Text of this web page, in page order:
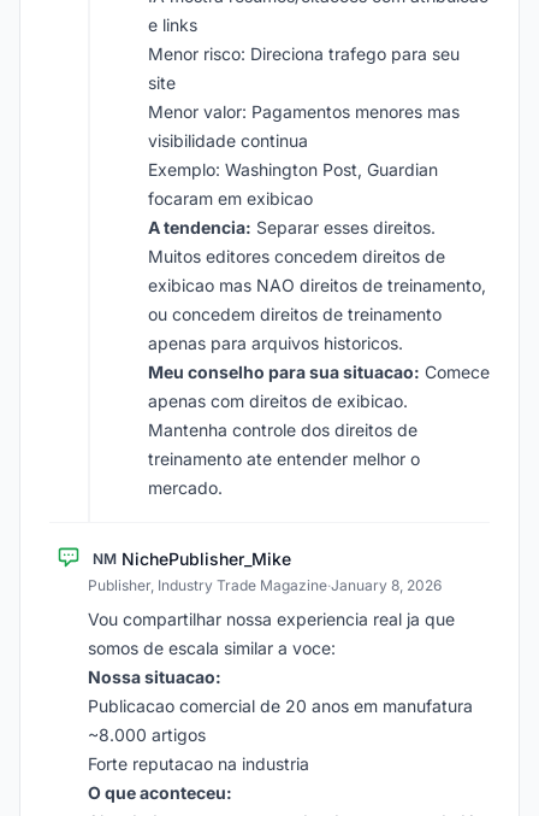
e links
Menor risco: Direciona trafego para seu
site
Menor valor: Pagamentos menores mas
visibilidade continua
Exemplo: Washington Post, Guardian
focaram em exibicao
A tendencia: Separar esses direitos.
Muitos editores concedem direitos de
exibicao mas NAO direitos de treinamento,
ou concedem direitos de treinamento
apenas para arquivos historicos.
Meu conselho para sua situacao: Comece
apenas com direitos de exibicao.
Mantenha controle dos direitos de
treinamento ate entender melhor o
mercado.
NM NichePublisher_Mike
Publisher, Industry Trade Magazine·January 8, 2026
Vou compartilhar nossa experiencia real ja que
somos de escala similar a voce:
Nossa situacao:
Publicacao comercial de 20 anos em manufatura
~8.000 artigos
Forte reputacao na industria
O que aconteceu: